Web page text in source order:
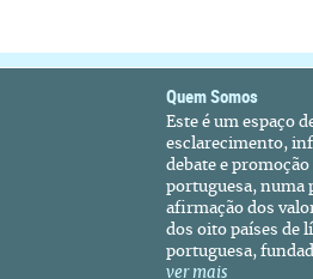
Quem Somos
Este é um espaço
esclarecimento,
debate e
portuguesa, numa
afirmação dos
dos oito países de
portuguesa,
ver mais